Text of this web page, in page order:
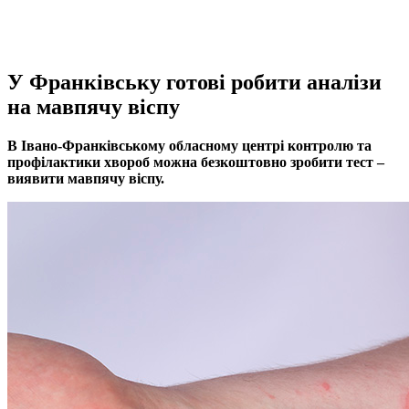
У Франківську готові робити аналізи
на мавпячу віспу
В Івано-Франківському обласному центрі контролю та
профілактики хвороб можна безкоштовно зробити тест –
виявити мавпячу віспу.